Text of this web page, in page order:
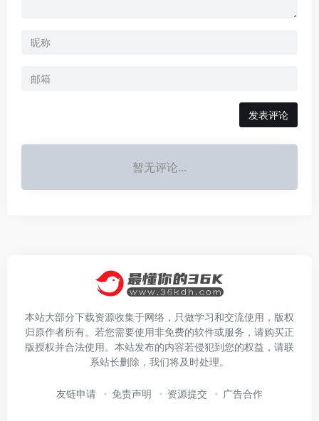
发表评论
暂无评论...
本站大部分下载资源收集于网络，只做学习和交流使用，版权
归原作者所有。若您需要使用非免费的软件或服务，请购买正
版授权并合法使用。本站发布的内容若侵犯到您的权益，请联
系站长删除，我们将及时处理。
友链申请 免责声明 资源提交 广告合作